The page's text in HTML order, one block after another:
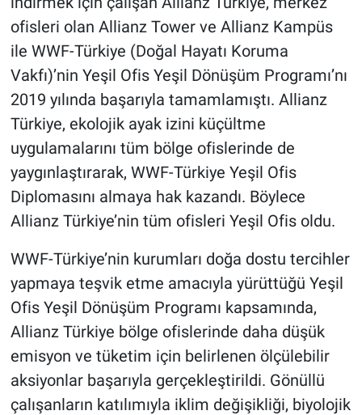
ofisleri olan Allianz Tower ve Allianz Kampüs
ile WWF-Türkiye (Doğal Hayatı Koruma
Vakfı)’nin Yeşil Ofis Yeşil Dönüşüm Programı’nı
2019 yılında başarıyla tamamlamıştı. Allianz
Türkiye, ekolojik ayak izini küçültme
uygulamalarını tüm bölge ofislerinde de
yaygınlaştırarak, WWF-Türkiye Yeşil Ofis
Diplomasını almaya hak kazandı. Böylece
Allianz Türkiye’nin tüm ofisleri Yeşil Ofis oldu.
WWF-Türkiye’nin kurumları doğa dostu tercihler
yapmaya teşvik etme amacıyla yürüttüğü Yeşil
Ofis Yeşil Dönüşüm Programı kapsamında,
Allianz Türkiye bölge ofislerinde daha düşük
emisyon ve tüketim için belirlenen ölçülebilir
aksiyonlar başarıyla gerçekleştirildi. Gönüllü
çalışanların katılımıyla iklim değişikliği, biyolojik